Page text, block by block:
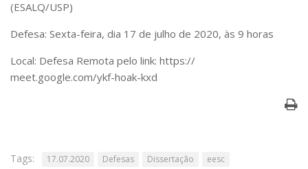
Museus e Espaços Interativos
Serviços
Apoio ao Estudante
Segurança, Trânsito e Prevenção
Aplicativos e Sites
(ESALQ/USP)
Defesa: Sexta-feira, dia 17 de julho de 2020, às 9 horas
Local: Defesa Remota pelo link: https://
meet.google.com/ykf-hoak-kxd
Tags: 17.07.2020 Defesas Dissertação
eesc